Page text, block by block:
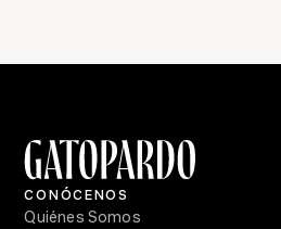
CONÓCENOS
Quiénes Somos